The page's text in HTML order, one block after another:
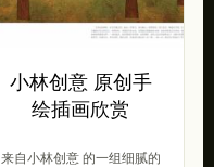
小林创意 原创手
绘插画欣赏
来自小林创意 的一组细腻的